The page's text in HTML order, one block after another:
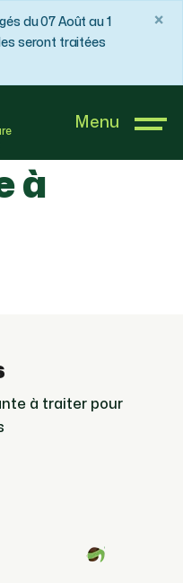
du 07 Août au 1
seront traitées
×
Menu
à feuilles
à
à traiter pour